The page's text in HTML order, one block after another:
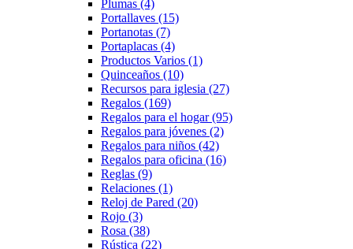
Plumas (4)
Portallaves (15)
Portanotas (7)
Portaplacas (4)
Productos Varios (1)
Quinceaños (10)
Recursos para iglesia (27)
Regalos (169)
Regalos para el hogar(95)
Regalos para jóvenes (2)
Regalos para niños (42)
Regalos para oficina (16)
Reglas (9)
Relaciones (1)
Reloj de Pared (20)
Rojo (3)
Rosa (38)
Rústica (22)